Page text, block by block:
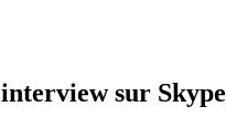
sur Skype